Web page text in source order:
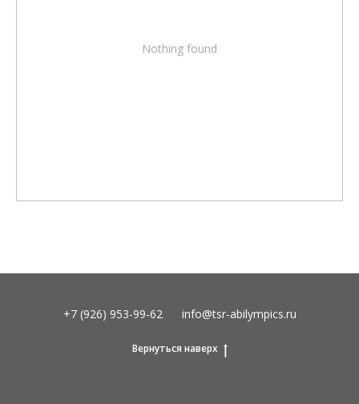
Nothing found
+7 (926) 953-99-62 info@tsr-abilympics.ru
Вернуться наверх